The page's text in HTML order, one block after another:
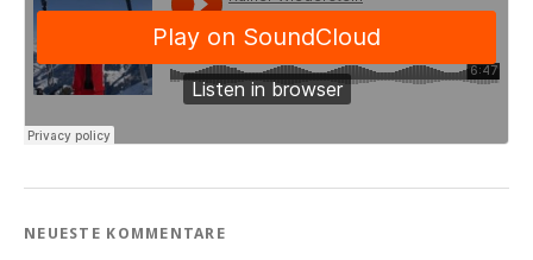
NEUESTE KOMMENTARE